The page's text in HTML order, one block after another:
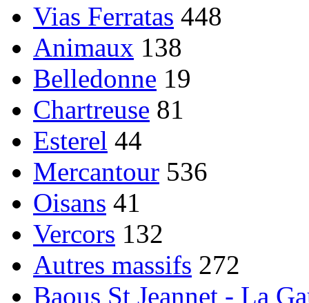
Vias Ferratas 448
Animaux 138
Belledonne 19
Chartreuse 81
Esterel 44
Mercantour 536
Oisans 41
Vercors 132
Autres massifs 272
Baous St Jeannet - La